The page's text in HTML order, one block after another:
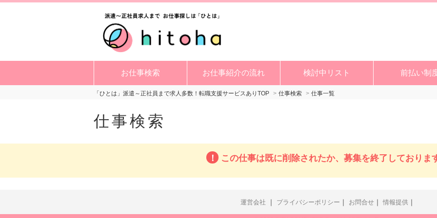
お仕事検索 お仕事紹介の流れ 検討中リスト 前払い制
「ひとは」派遣～正社員まで求人多数！転職支援サービスありTOP 仕事検索 仕事一覧
仕事検索
この仕事は既に削除されたか、募集を終了しておりま
運営会社 ｜ プライバシーポリシー ｜ お問合せ ｜ 情報提供 ｜